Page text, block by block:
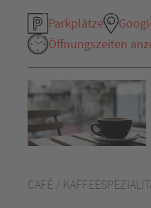
Parkplätze
Öffnungszeiten
CAFÉ /